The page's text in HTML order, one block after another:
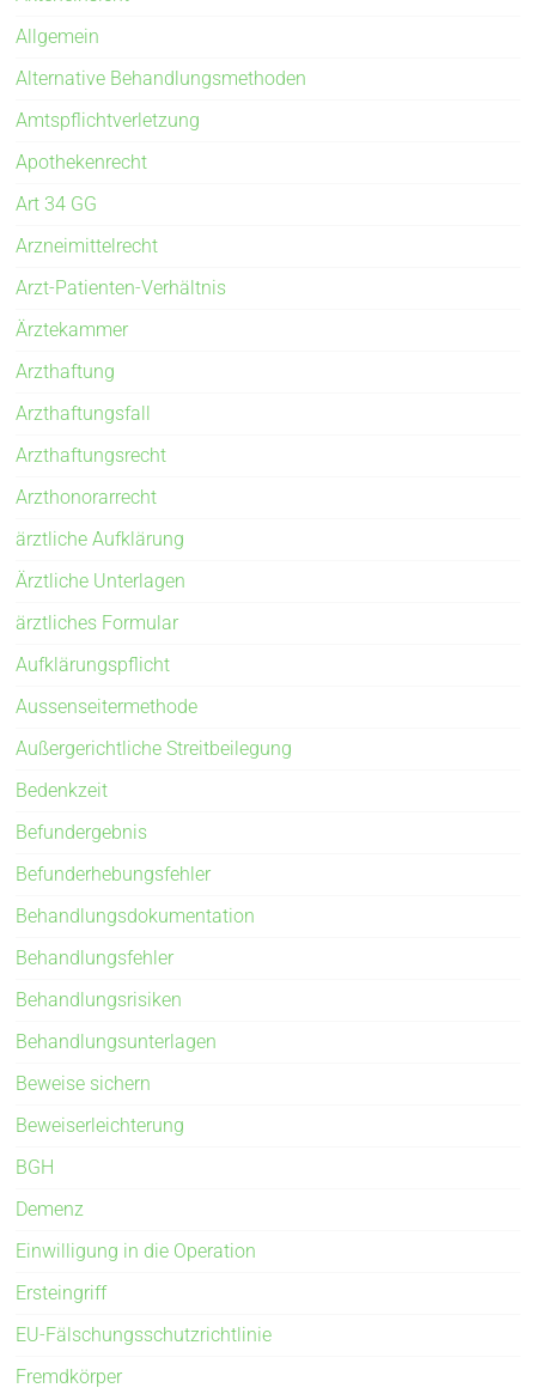
Allgemein
Alternative Behandlungsmethoden
Amtspflichtverletzung
Apothekenrecht
Art 34 GG
Arzneimittelrecht
Arzt-Patienten-Verhältnis
Ärztekammer
Arzthaftung
Arzthaftungsfall
Arzthaftungsrecht
Arzthonorarrecht
ärztliche Aufklärung
Ärztliche Unterlagen
ärztliches Formular
Aufklärungspflicht
Aussenseitermethode
Außergerichtliche Streitbeilegung
Bedenkzeit
Befundergebnis
Befunderhebungsfehler
Behandlungsdokumentation
Behandlungsfehler
Behandlungsrisiken
Behandlungsunterlagen
Beweise sichern
Beweiserleichterung
BGH
Demenz
Einwilligung in die Operation
Ersteingriff
EU-Fälschungsschutzrichtlinie
Fremdkörper